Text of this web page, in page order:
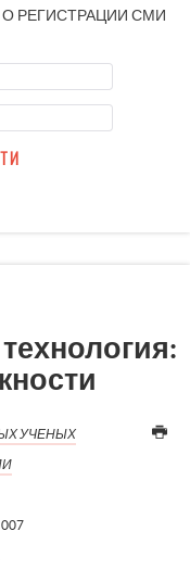
РЕГИСТРАЦИИСМИ
УЧЕНЫХ
007